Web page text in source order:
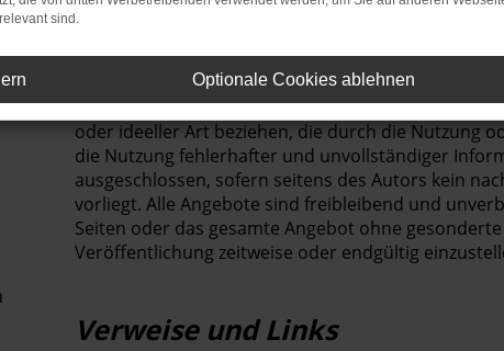
Der Autor übernimmt keinerlei Gewähr für die
Informationen auf unserer Website.
oder ideeller Art beziehen, die durch die Nutzung
die Nutzung fehlerhafter und unvollständiger
ausgeschlossen, sofern seitens des Autors kein
vorliegt. Alle Angebote sind freibleibend und
Seiten oder das gesamte Angebot ohne
Veröffentlichung zeitweise oder endgültig
Verweise und Links
sind.
Optionale Cookies ablehnen